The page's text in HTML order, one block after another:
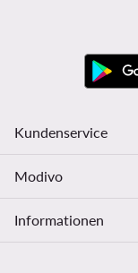
Kundenservice
Modivo
Informationen